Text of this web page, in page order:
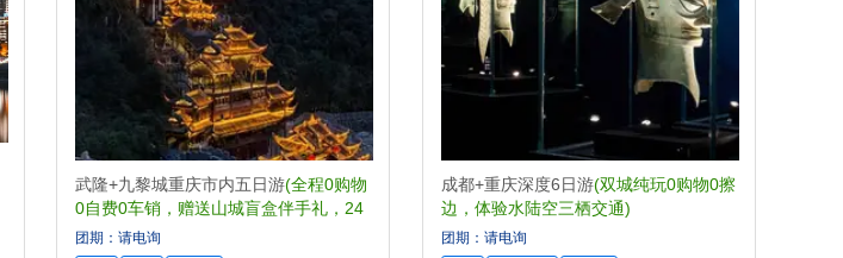
武隆+九黎城重庆市内五日游(全程0购物
0自费0车销，赠送山城盲盒伴手礼，24
小时司机接机/送站)
团期：请电询
成都+重庆深度6日游(双城纯玩0购物0擦
边，体验水陆空三栖交通)
团期：请电询